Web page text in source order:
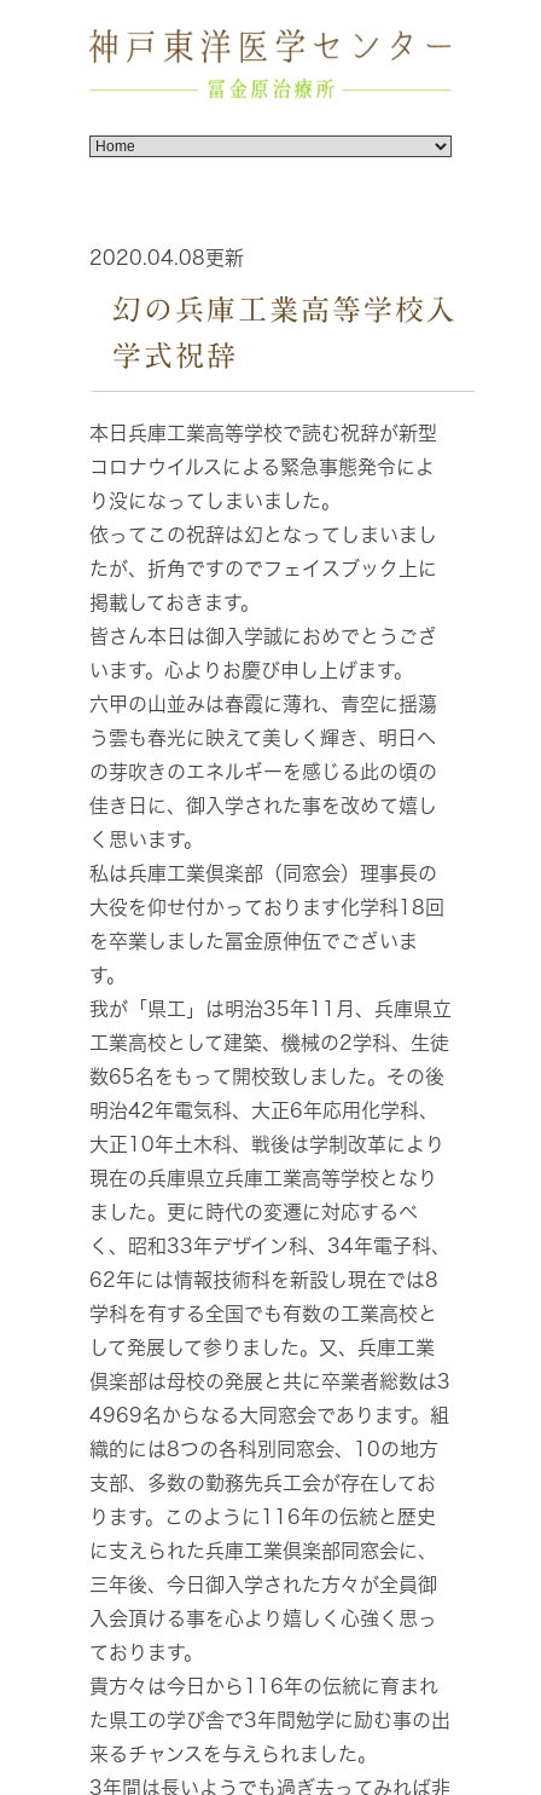
2020.04.08更新
幻の兵庫工業高等学校入
学式祝辞
本日兵庫工業高等学校で読む祝辞が新型
コロナウイルスによる緊急事態発令によ
り没になってしまいました。
依ってこの祝辞は幻となってしまいまし
たが、折角ですのでフェイスブック上に
掲載しておきます。
皆さん本日は御入学誠におめでとうござ
います。心よりお慶び申し上げます。
六甲の山並みは春霞に薄れ、青空に揺蕩
う雲も春光に映えて美しく輝き、明日へ
の芽吹きのエネルギーを感じる此の頃の
佳き日に、御入学された事を改めて嬉し
く思います。
私は兵庫工業倶楽部（同窓会）理事長の
大役を仰せ付かっております化学科18回
を卒業しました冨金原伸伍でございま
す。
我が「県工」は明治35年11月、兵庫県立
工業高校として建築、機械の2学科、生徒
数65名をもって開校致しました。その後
明治42年電気科、大正6年応用化学科、
大正10年土木科、戦後は学制改革により
現在の兵庫県立兵庫工業高等学校となり
ました。更に時代の変遷に対応するべ
く、昭和33年デザイン科、34年電子科、
62年には情報技術科を新設し現在では8
学科を有する全国でも有数の工業高校と
して発展して参りました。又、兵庫工業
倶楽部は母校の発展と共に卒業者総数は3
4969名からなる大同窓会であります。組
織的には8つの各科別同窓会、10の地方
支部、多数の勤務先兵工会が存在してお
ります。このように116年の伝統と歴史
に支えられた兵庫工業倶楽部同窓会に、
三年後、今日御入学された方々が全員御
入会頂ける事を心より嬉しく心強く思っ
ております。
貴方々は今日から116年の伝統に育まれ
た県工の学び舎で3年間勉学に励む事の出
来るチャンスを与えられました。
3年間は長いようでも過ぎ去ってみれば非